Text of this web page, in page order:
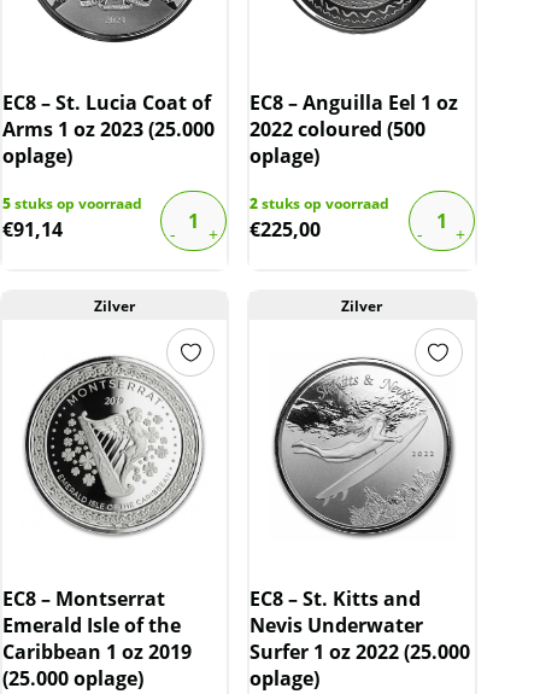
EC8 – St. Lucia Coat of
Arms 1 oz 2023 (25.000
oplage)
5stuks op voorraad
€91,14
EC8 – Anguilla Eel 1 oz
2022 coloured (500
oplage)
2stuks op voorraad
€225,00
Zilver
EC8 – Montserrat
Emerald Isle of the
Caribbean 1 oz 2019
(25.000 oplage)
Zilver
EC8 – St. Kitts and
Nevis Underwater
Surfer 1 oz 2022 (25.000
oplage)